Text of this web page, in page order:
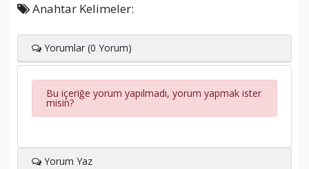
Anahtar Kelimeler:
Yorumlar (0 Yorum)
Bu içeriğe yorum yapılmadı, yorum yapmak ister
misin?
Yorum Yaz